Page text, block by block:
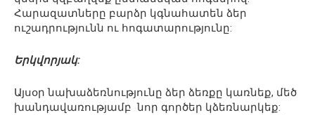
Հարազատները բարձր կգնահատեն ձեր
ուշադրությունն ու հոգատարությունը:
Երկվորյակ:
Այսօր նախաձեռնությունը ձեր ձեռքը կառնեք, մեծ
խանդավառությամբ նոր գործեր կձեռնարկեք: